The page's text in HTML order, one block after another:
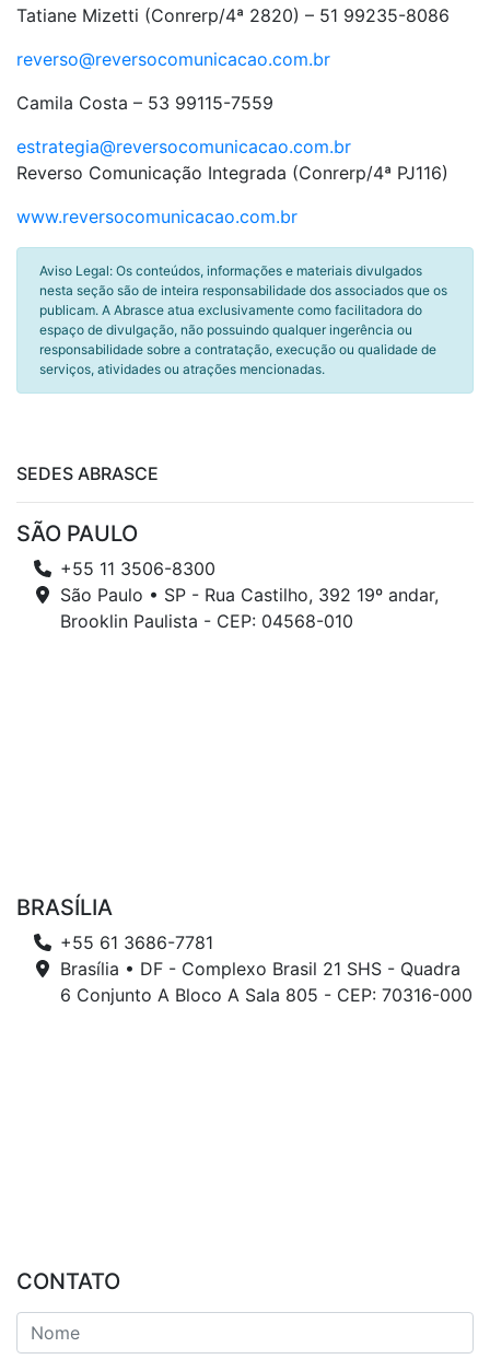
Tatiane Mizetti (Conrerp/4ª 2820) – 51 99235-8086
reverso@reversocomunicacao.com.br
Camila Costa – 53 99115-7559
estrategia@reversocomunicacao.com.br
Reverso Comunicação Integrada (Conrerp/4ª PJ116)
www.reversocomunicacao.com.br
Aviso Legal: Os conteúdos, informações e materiais divulgados
nesta seção são de inteira responsabilidade dos associados que os
publicam. A Abrasce atua exclusivamente como facilitadora do
espaço de divulgação, não possuindo qualquer ingerência ou
responsabilidade sobre a contratação, execução ou qualidade de
serviços, atividades ou atrações mencionadas.
SEDES ABRASCE
SÃO PAULO
+55 11 3506-8300
São Paulo • SP - Rua Castilho, 392 19º andar,
Brooklin Paulista - CEP: 04568-010
BRASÍLIA
+55 61 3686-7781
Brasília • DF - Complexo Brasil 21 SHS - Quadra
6 Conjunto A Bloco A Sala 805 - CEP: 70316-000
CONTATO